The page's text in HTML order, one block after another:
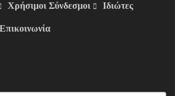
Χρήσιμοι Σύνδεσμοι Ιδιώτες
Επικοινωνία